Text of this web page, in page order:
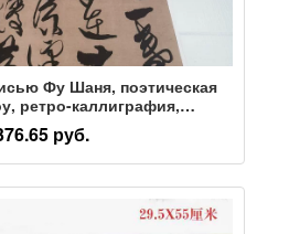
Фу Шаня, поэтическая
ретро-каллиграфия,
живопись, аутентичная
с микрораспылением,
для монтажа и
руб.